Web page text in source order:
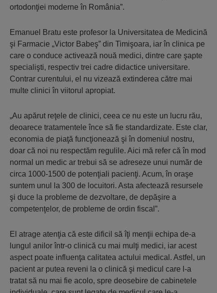
ortodonţiei moderne în România”.
Emanuel Bratu este profesor la Universitatea de Medicină
şi Farmacie „Victor Babeş” din Timişoara, iar în clinica pe
care o conduce activează nouă medici, dintre care şapte
specialişti, respectiv trei cadre didactice universitare.
Contrar curentului, el nu vizează extinderea către mai
multe clinici în viitorul apropiat.
„Au apărut reţele de clinici, ceea ce nu este un lucru rău,
deoarece tratamentele înce să fie standardizate. Este clar,
economia de piaţă funcţionează şi în domeniul nostru,
doar că noi nu respectăm regulile. Aici mă refer că în mod
normal un medic ar trebui să se adreseze unui număr de
circa 1000-1500 de potenţiali pacienţi. Acum, în oraşe
suntem unul la 300 de locuitori. Asta afectează resursele
şi duce la probleme de dezvoltare, de depăşire a
competenţelor, de probleme de ordin fiscal”.
El atrage atenţia că este dificil să îţi menţii echipa de-a
lungul anilor într-o clinică cu mai mulţi medici, iar acest
aspect poate influenţa calitatea actului medical. Astfel, un
pacient ar putea reveni la o clinică şi medicul care l-a
tratat să nu mai fie acolo, spre deosebire de cabinetele